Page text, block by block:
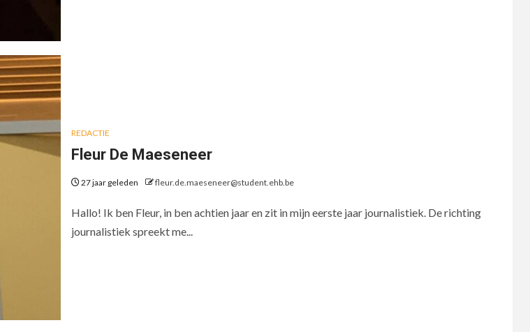
REDACTIE
Fleur De Maeseneer
27 jaar geleden fleur.de.maeseneer@student.ehb.be
Hallo! Ik ben Fleur, in ben achtien jaar en zit in mijn eerste jaar journalistiek. De richting
journalistiek spreekt me...